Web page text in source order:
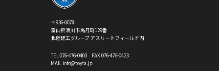
〒936-0078
富山県滑川市高月町129番
北陸建工グループ アスリートフィールド内
TEL 076-476-0403 FAX 076-476-0423
MAIL info@toyfa.jp